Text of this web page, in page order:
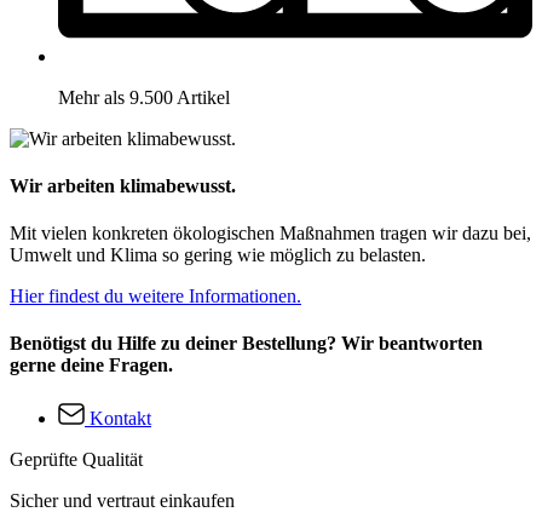
Mehr als 9.500 Artikel
Wir arbeiten klimabewusst.
Mit vielen konkreten ökologischen Maßnahmen tragen wir dazu bei,
Umwelt und Klima so gering wie möglich zu belasten.
Hier findest du weitere Informationen.
Benötigst du Hilfe zu deiner Bestellung? Wir beantworten
gerne deine Fragen.
Kontakt
Geprüfte Qualität
Sicher und vertraut einkaufen